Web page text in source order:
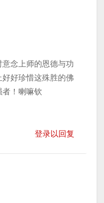
念上师的恩德与功
好珍惜这殊胜的佛
！喇嘛钦
登录以回复